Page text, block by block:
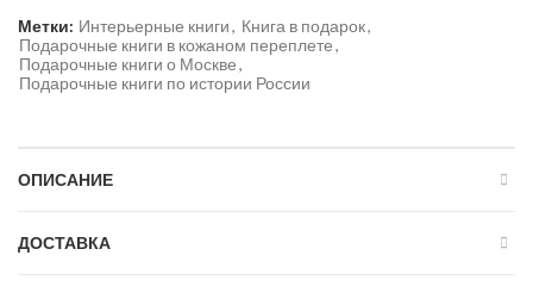
Метки: Интерьерные книги, Книга в подарок,
Подарочные книги в кожаном переплете,
Подарочные книги о Москве,
Подарочные книги по истории России
ОПИСАНИЕ
ДОСТАВКА